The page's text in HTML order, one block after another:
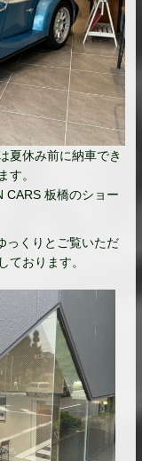
夏休み前に納車でき
す。
CARS 板橋のショー
っくりとご覧いただ
ております。